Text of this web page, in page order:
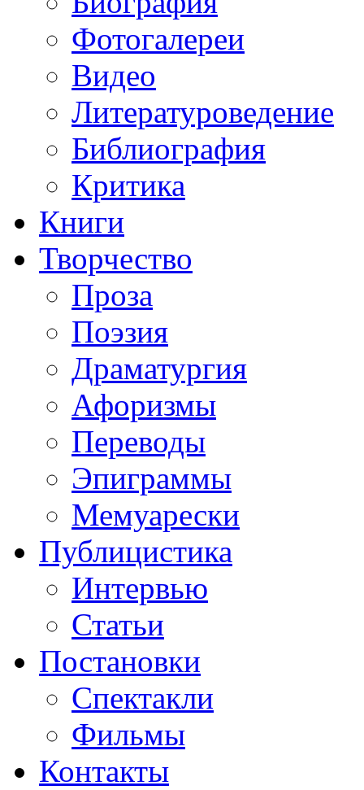
Фотогалереи
Видео
Литературоведение
Библиография
Критика
Книги
Творчество
Проза
Поэзия
Драматургия
Афоризмы
Переводы
Эпиграммы
Мемуарески
Публицистика
Интервью
Статьи
Постановки
Спектакли
Фильмы
Контакты